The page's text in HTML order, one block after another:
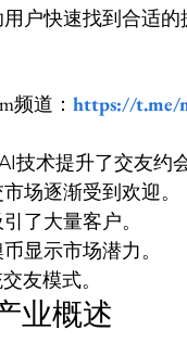
户快速找到合适
频道： https://t.me/
技术提升了交友约
场逐渐受到欢迎。
了大量客户。
显示市场潜力。
友模式。
业概述